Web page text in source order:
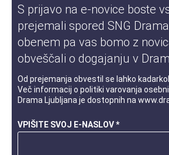
S prijavo na e-novice boste
prejemali spored SNG
obenem pa vas bomo z
obveščali o dogajanju v
Od prejemanja obvestil se lahko
Več informacij o politiki varovanja
Drama Ljubljana je dostopnih na
VPIŠITE SVOJ E-NASLOV *